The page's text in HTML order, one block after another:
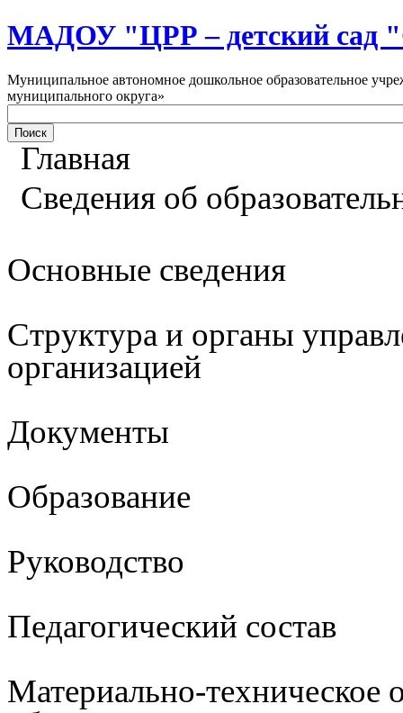
МАДОУ "ЦРР – детский
Муниципальное автономное дошкольное образовательное
муниципального округа»
Главная
Сведения об
Основные сведения
Структура и органы
организацией
Документы
Образование
Руководство
Педагогический состав
Материально-техническое